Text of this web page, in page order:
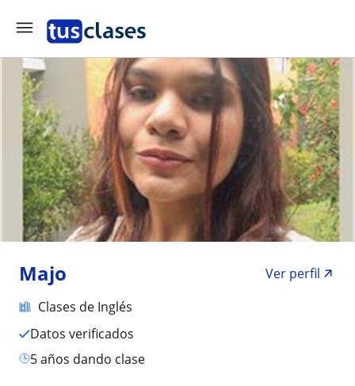
Majo
Ver perfil
Clases de Inglés
Datos verificados
5 años dando clase